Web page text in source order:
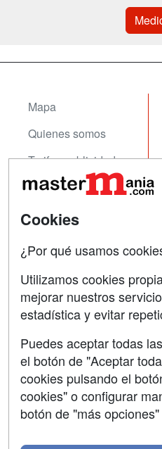
Mapa
Quienes somos
Tarifas publicidad
Acceso Usuarios
Acceso Centros
Contactar
Confidencialidad
Aviso legal
Copyleft
Cookies
¿Por qué usamos
Utilizamos cookies
mejorar nuestros
estadística y evitar
Puedes aceptar todas
el botón de "Aceptar
cookies pulsando el
cookies" o configurar
botón de "más opciones"